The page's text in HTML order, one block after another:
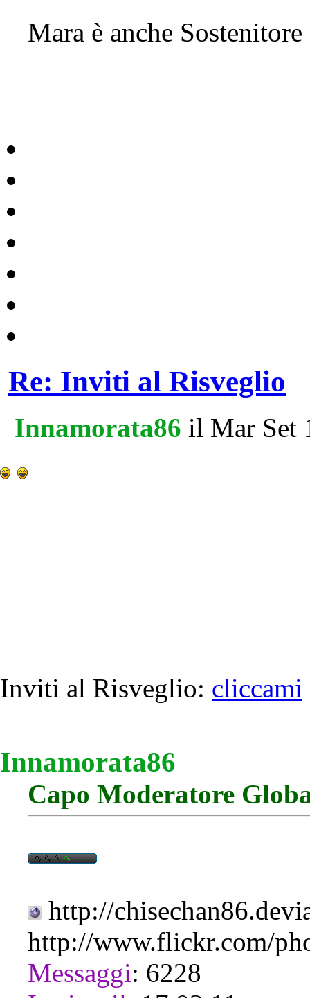
Mara è anche
Re: Inviti al Risveglio
Innamorata86 il Mar Set
Inviti al Risveglio: cliccami
Innamorata86
Capo Moderatore
http://
http://www.flickr.com/
Messaggi: 6228